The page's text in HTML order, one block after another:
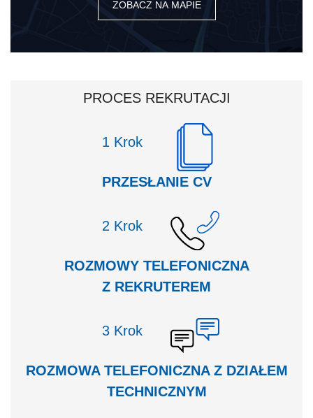
ZOBACZ NA MAPIE
PROCES REKRUTACJI
Krok
PRZESŁANIE CV
Krok
ROZMOWY TELEFONICZNA
Z REKRUTEREM
Krok
ROZMOWA TELEFONICZNA Z DZIAŁEM
TECHNICZNYM